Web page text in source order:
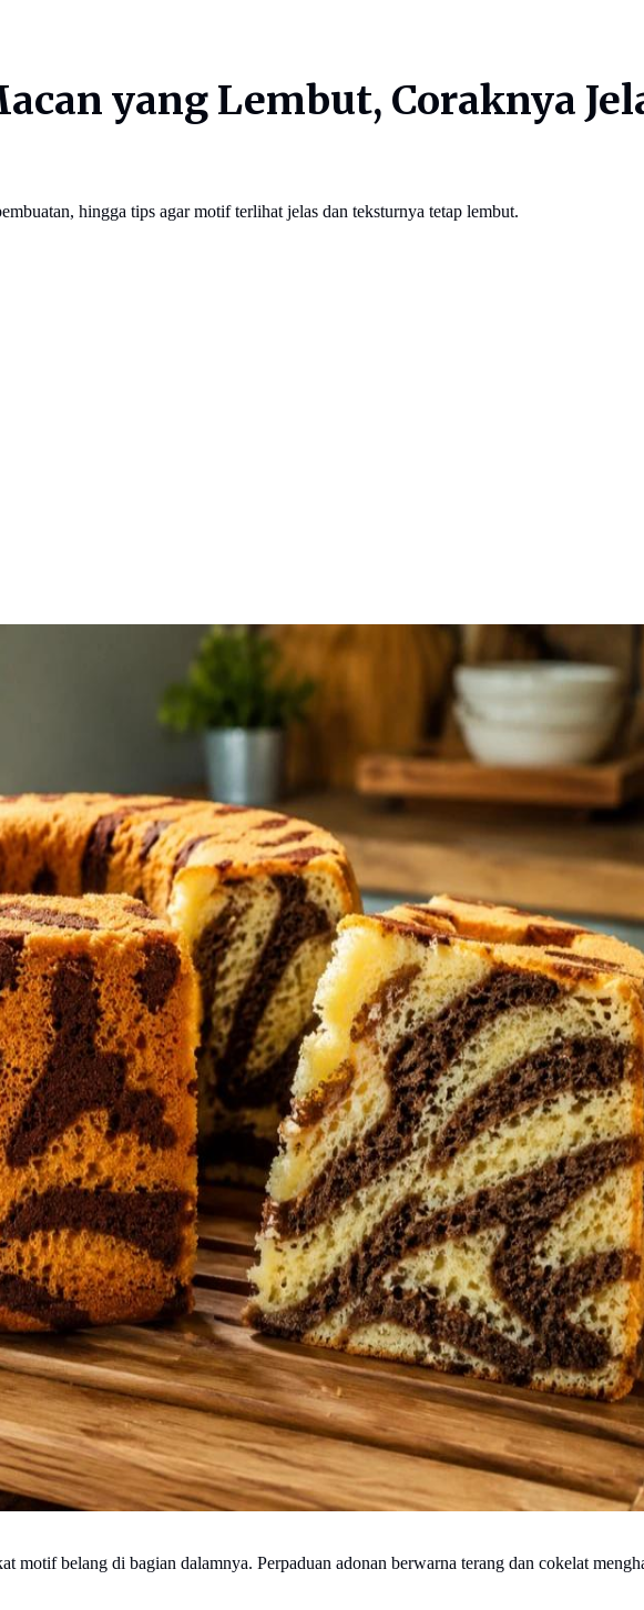
yang Lembut, Coraknya
hingga tips agar motif terlihat jelas dan teksturnya tetap lembut.
motif belang di bagian dalamnya. Perpaduan adonan berwarna terang dan cokelat